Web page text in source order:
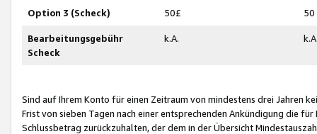
Option 3 (Scheck) 50£ 50
Bearbeitungsgebühr
Scheck
k.A.
Sind auf Ihrem Konto für einen Zeitraum von mindestens drei Jahren
Frist von sieben Tagen nach einer entsprechenden Ankündigung die
Schlussbetrag zurückzuhalten, der dem in der Übersicht